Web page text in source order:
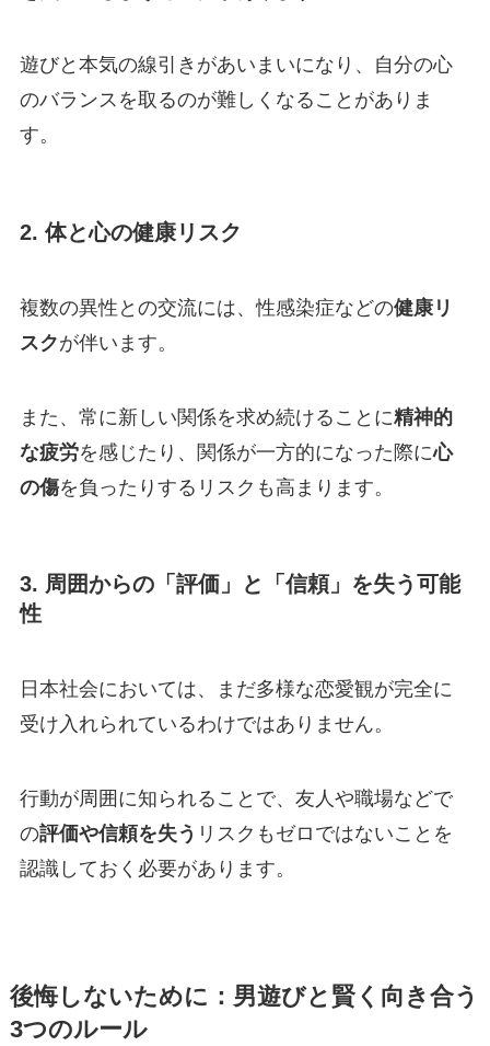
遊びと本気の線引きがあいまいになり、自分の心
のバランスを取るのが難しくなることがありま
す。
2. 体と心の健康リスク
複数の異性との交流には、性感染症などの健康リ
スクが伴います。
また、常に新しい関係を求め続けることに精神的
な疲労を感じたり、関係が一方的になった際に心
の傷を負ったりするリスクも高まります。
3. 周囲からの「評価」と「信頼」を失う可能
性
日本社会においては、まだ多様な恋愛観が完全に
受け入れられているわけではありません。
行動が周囲に知られることで、友人や職場などで
の評価や信頼を失う リスクもゼロではないことを
認識しておく必要があります。
後悔しないために： 男遊びと賢く向き合う
3つのルール